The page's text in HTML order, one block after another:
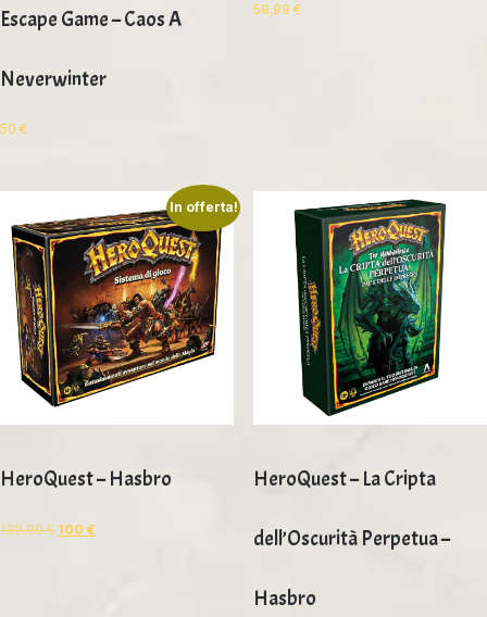
Escape Game – Caos A
Neverwinter
50 €
59,99 €
In offerta!
HeroQuest – Hasbro
139,90€ 100 €
HeroQuest – La Cripta
dell’Oscurità Perpetua –
Hasbro